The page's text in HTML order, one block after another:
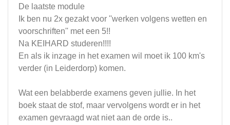
De laatste module
Ik ben nu 2x gezakt voor ''werken volgens wetten en
voorschriften'' met een 5!!
Na KEIHARD studeren!!!!
En als ik inzage in het examen wil moet ik 100 km's
verder (in Leiderdorp) komen.
Wat een belabberde examens geven jullie. In het
boek staat de stof, maar vervolgens wordt er in het
examen gevraagd wat niet aan de orde is..